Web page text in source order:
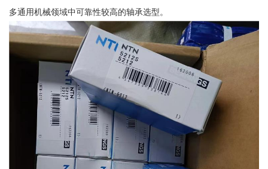
多通用机械领域中可靠性较高的轴承选型。